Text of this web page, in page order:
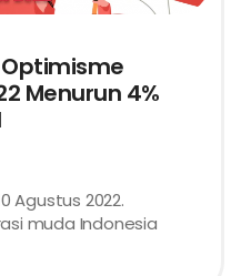
Menurun 4%
Agustus 2022.
muda Indonesia